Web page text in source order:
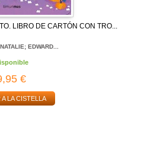
LIBRO DE CARTÓN CON TRO...
EDWARD...
€
LA CISTELLA